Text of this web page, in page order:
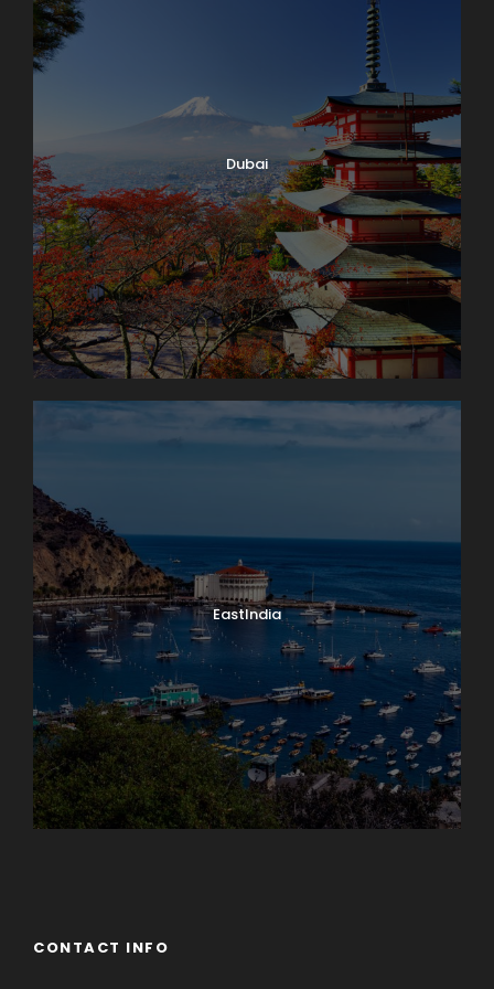
Dubai
EastIndia
CONTACT INFO